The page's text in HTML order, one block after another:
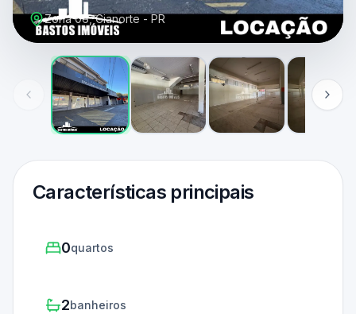
Zona 06, Cianorte - PR
Características principais
0quartos
2banheiros